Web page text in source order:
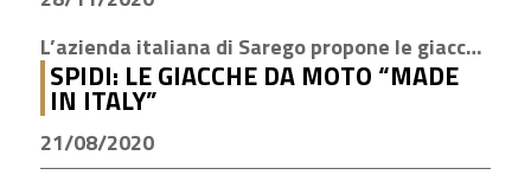
L’azienda italiana di Sarego propone le giacche con la tecnologia H2Out, impermeabile, antivento e traspirante
SPIDI: LE GIACCHE DA MOTO “MADE
IN ITALY”
21/08/2020